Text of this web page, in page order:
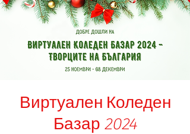
Виртуален Коледен
Базар 2024